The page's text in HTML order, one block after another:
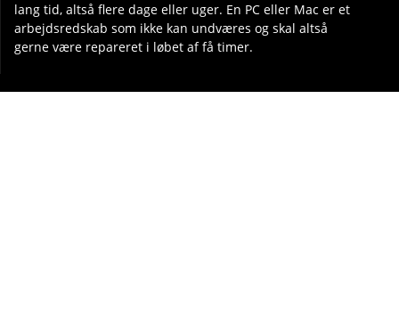
lang tid, altså flere dage eller uger. En PC eller Mac er et
arbejdsredskab som ikke kan undværes og skal altså
gerne være repareret i løbet af få timer.